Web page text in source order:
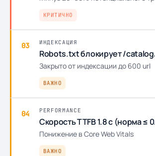
КРИТИЧНО
03 ИНДЕКСАЦИЯ
Robots.txt блокирует /
Закрыто от индексации до 600 url
ВАЖНО
04 PERFORMANCE
Скорость TTFB 1.8 с (норма ≤
Понижение в Core Web Vitals
ВАЖНО